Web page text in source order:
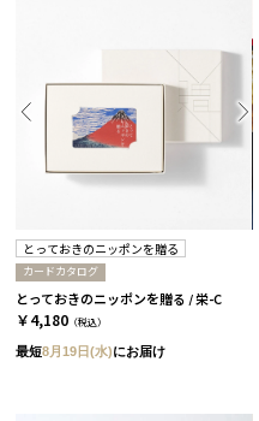
とっておきのニッポンを贈る
カードカタログ
とっておきのニッポンを贈る / 栄-C
￥4,180 （税込）
最短8月19日(水)にお届け